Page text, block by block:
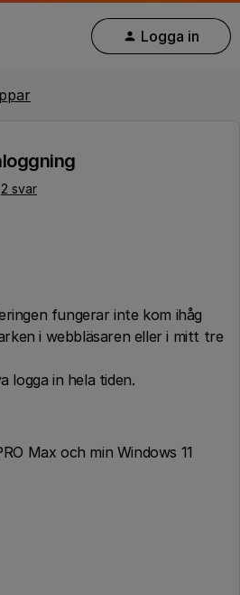
Logga in
2 svar
fungerar inte kom ihåg
i webbläsaren eller i mitt tre
logga in hela tiden.
Max och min Windows 11